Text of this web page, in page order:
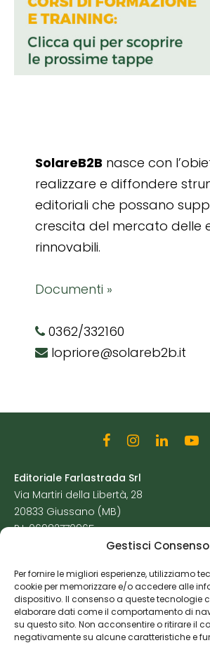
Gestisci Consenso
Per fornire le migliori esperienze, utilizziamo
cookie per memorizzare e/o accedere alle
dispositivo. Il consenso a queste tecnologie
elaborare dati come il comportamento di
su questo sito. Non acconsentire o ritirare il
negativamente su alcune caratteristiche e
SolareB2B nasce con
realizzare e diffondere
editoriali che possano
crescita del mercato delle
rinnovabili.
Documenti »
0362/332160
lopriore@solareb2b.it
Editoriale Farlastrada Srl
Via Martiri della Libertà, 28
20833 Giussano (MB)
P.I. 06982770965
Cookie Policy
Risorse Aggiuntive